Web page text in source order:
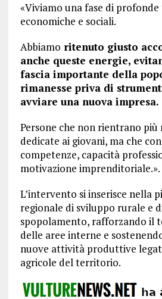
«Viviamo una fase di
economiche e sociali.
Abbiamo ritenuto giusto
anche queste energie,
fascia importante della
rimanesse priva di
avviare una nuova impresa.
Persone che non rientrano più
dedicate ai giovani, ma che
competenze, capacità
motivazione imprenditoriale.».
L’intervento si inserisce nella
regionale di sviluppo rurale e
spopolamento, rafforzando il
delle aree interne e
nuove attività produttive
agricole del territorio.